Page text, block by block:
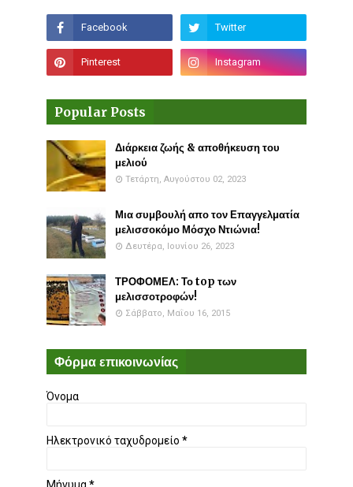
Popular Posts
Διάρκεια ζωής & αποθήκευση του
μελιού
Τετάρτη, Αυγούστου 02, 2023
Μια συμβουλή απο τον Επαγγελματία
μελισσοκόμο Μόσχο Ντιώνια!
Δευτέρα, Ιουνίου 26, 2023
ΤΡΟΦΟΜΕΛ: Το top των
μελισσοτροφών!
Σάββατο, Μαΐου 16, 2015
Φόρμα επικοινωνίας
Όνομα
Ηλεκτρονικό ταχυδρομείο *